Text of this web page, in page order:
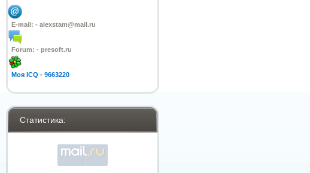
E-mail: - alexstam@mail.ru
Forum: - presoft.ru
Моя ICQ - 9663220
Статистика: